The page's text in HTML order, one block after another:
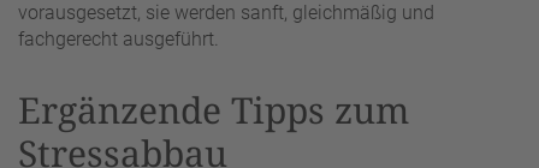
vorausgesetzt, sie werden sanft, gleichmäßig und
fachgerecht ausgeführt.
Ergänzende Tipps zum
Stressabbau